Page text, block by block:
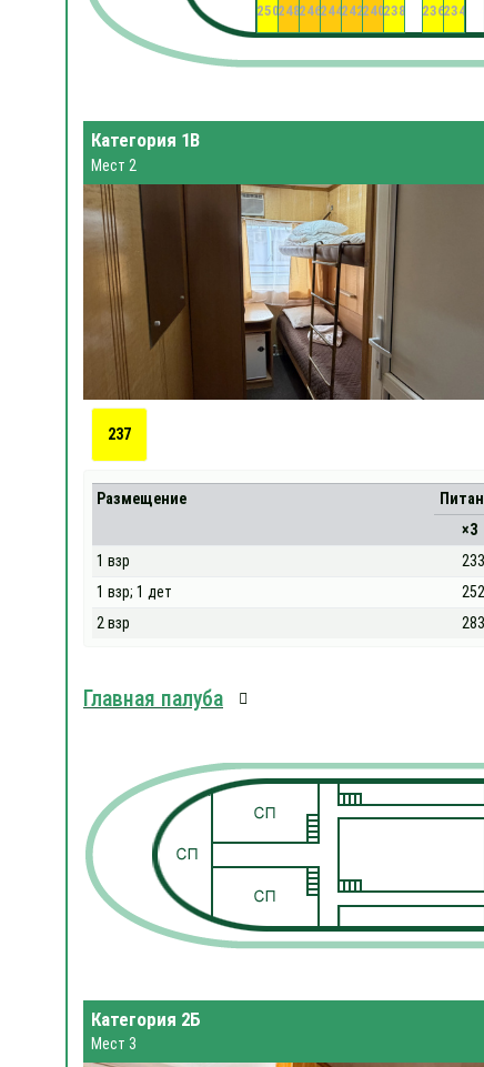
234
236
238
240
242
244
246
248
250
Категория 1В
Мест 2
237
Размещение
×3
1 взр
1 взр; 1 дет
2 взр
Главная палуба
Категория 2Б
Мест 3